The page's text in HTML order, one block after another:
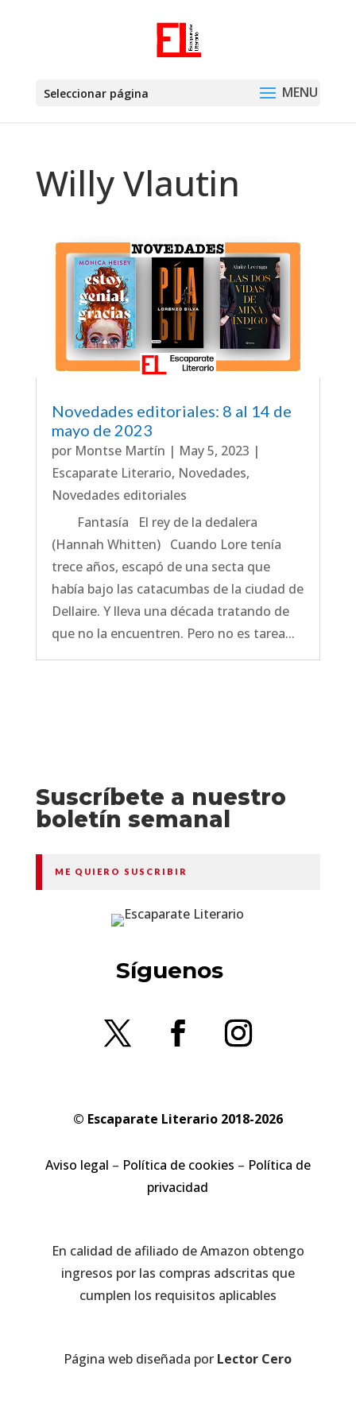
Seleccionar página
Willy Vlautin
Novedades editoriales: 8 al 14 de
mayo de 2023
por Montse Martín | May 5, 2023 |
Escaparate Literario, Novedades,
Novedades editoriales
Fantasía El rey de la dedalera
(Hannah Whitten) Cuando Lore tenía
trece años, escapó de una secta que
había bajo las catacumbas de la ciudad de
Dellaire. Y lleva una década tratando de
que no la encuentren. Pero no es tarea...
Suscríbete a nuestro
boletín semanal
ME QUIERO SUSCRIBIR
Síguenos
© Escaparate Literario 2018-2026
Aviso legal – Política de cookies – Política de
privacidad
En calidad de afiliado de Amazon obtengo
ingresos por las compras adscritas que
cumplen los requisitos aplicables
Página web diseñada por Lector Cero